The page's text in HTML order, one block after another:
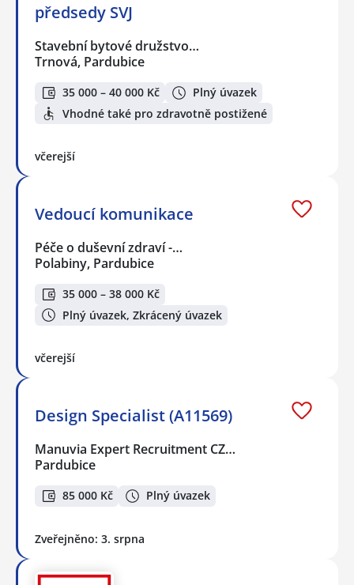
předsedy SVJ
Stavební bytové družstvo…
Trnová, Pardubice
35 000 – 40 000 Kč
Plný úvazek
Vhodné také pro zdravotně postižené
včerejší
Vedoucí komunikace
Péče o duševní zdraví -…
Polabiny, Pardubice
35 000 – 38 000 Kč
Plný úvazek, Zkrácený úvazek
včerejší
Design Specialist (A11569)
Manuvia Expert Recruitment CZ…
Pardubice
85 000 Kč Plný úvazek
Zveřejněno: 3. srpna